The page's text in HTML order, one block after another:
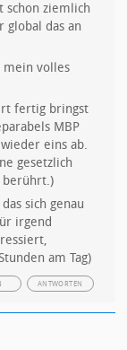
schon ziemlich
global das an
mein volles
fertig bringst
MBP
eins ab.
gesetzlich
berührt.)
sich genau
irgend
am Tag)
ANTWORTEN